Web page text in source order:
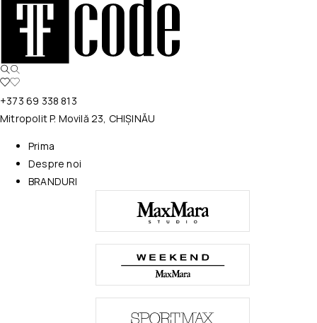
+373 69 338 813
Mitropolit P. Movilă 23, CHIȘINĂU
Prima
Despre noi
BRANDURI